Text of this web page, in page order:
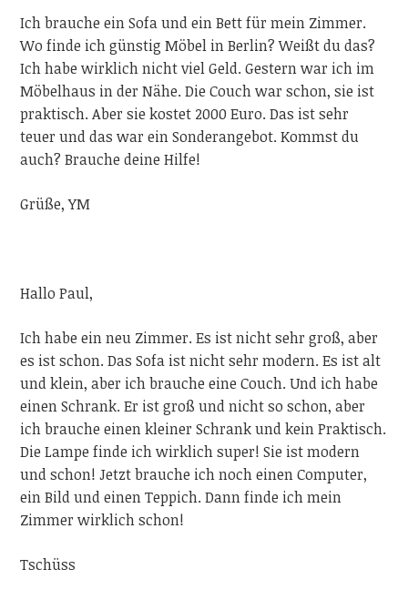
Ich brauche ein Sofa und ein Bett für mein Zimmer.
Wo finde ich günstig Möbel in Berlin? Weißt du das?
Ich habe wirklich nicht viel Geld. Gestern war ich im
Möbelhaus in der Nähe. Die Couch war schon, sie ist
praktisch. Aber sie kostet 2000 Euro. Das ist sehr
teuer und das war ein Sonderangebot. Kommst du
auch? Brauche deine Hilfe!
Grüße, YM
Hallo Paul,
Ich habeein neu Zimmer. Es ist nicht sehr groß, aber
es ist schon. Das Sofa ist nicht sehr modern. Es ist alt
und klein, aber ich brauche eine Couch. Und ich habe
einen Schrank. Er ist groß und nicht so schon, aber
ich braucheeinen kleiner Schrankund kein Praktisch.
Die Lampe finde ich wirklich super! Sie ist modern
und schon! Jetzt brauche ich noch einen Computer,
ein Bild und einen Teppich. Dann finde ich mein
Zimmer wirklich schon!
Tschüss